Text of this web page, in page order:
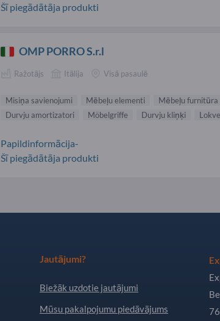
Šī piegādātāja produkti
OMP PORRO S.r.l
Ražotājs Itālija Visā pasaulē
Misiņa savienojumi Mēbeļu elementi Mēbeļu furnitūra
Durvju amortizatori
Möbelgriffe Durvju kliņķi
Papildinformācija-
Šī piegādātāja produkti
Jautājumi?
Biežāk uzdotie jautājumi
Mūsu pakalpojumu piedāvājums